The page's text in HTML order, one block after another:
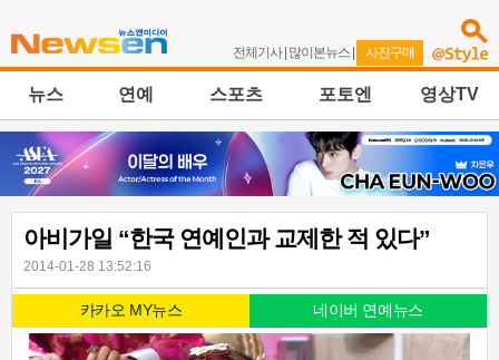
전체기사| 많이본뉴스 | 사진구매
뉴스 연예 스포츠 포토엔 영상TV
아비가일 “한국 연예인과 교제한 적 있다”
2014-01-28 13:52:16
카카오 MY뉴스 네이버 연예뉴스